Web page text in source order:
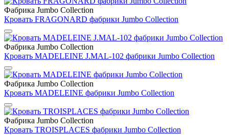
Фабрика Jumbo Collection
Кровать FRAGONARD фабрики Jumbo Collection
Фабрика Jumbo Collection
Кровать MADELEINE J.MAL-102 фабрики Jumbo Collection
Фабрика Jumbo Collection
Кровать MADELEINE фабрики Jumbo Collection
Фабрика Jumbo Collection
Кровать TROISPLACES фабрики Jumbo Collection